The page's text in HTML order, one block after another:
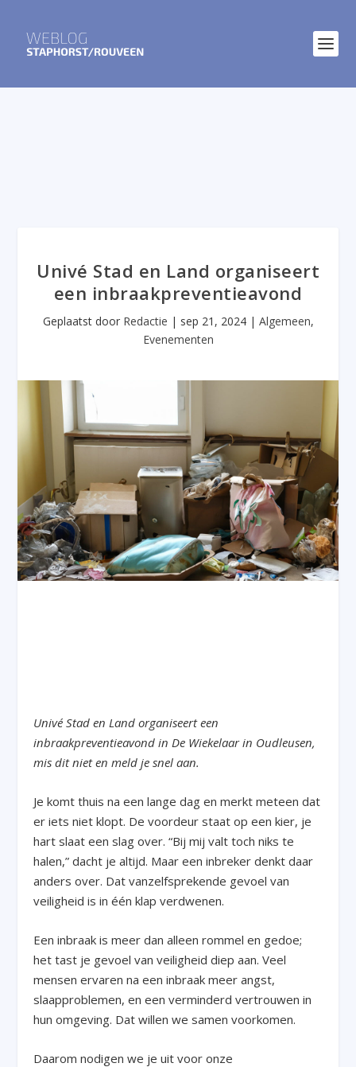
Univé Stad en Land organiseert
een inbraakpreventieavond
Geplaatst door Redactie | sep 21, 2024| Algemeen,
Evenementen
Univé Stad en Land organiseert een
inbraakpreventieavond in De Wiekelaar in Oudleusen,
mis dit niet en meld je snel aan.
Je komt thuis na een lange dag en merkt meteen dat
er iets niet klopt. De voordeur staat op een kier, je
hart slaat een slag over. “Bij mij valt toch niks te
halen,” dacht je altijd. Maar een inbreker denkt daar
anders over. Dat vanzelfsprekende gevoel van
veiligheid is in één klap verdwenen.
Een inbraak is meer dan alleen rommel en gedoe;
het tast je gevoel van veiligheid diep aan. Veel
mensen ervaren na een inbraak meer angst,
slaapproblemen, en een verminderd vertrouwen in
hun omgeving. Dat willen we samen voorkomen.
Daarom nodigen we je uit voor onze